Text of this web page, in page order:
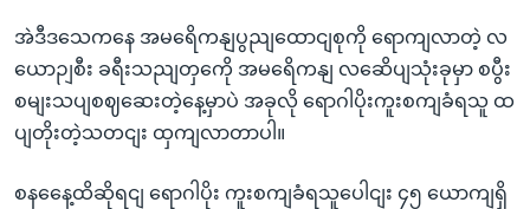
အဲဒီဒသေကနေ အမရေိကနျပွညျထောငျစုကို ရောကျလာတဲ့ လ
ယောဉျစီး ခရီးသညျတှကေို အမရေိကနျ လဆေိပျသုံးခုမှာ စပွီး
စမျးသပျစဈဆေးတဲ့နေ့မှာပဲ အခုလို ရောဂါပိုးကူးစကျခံရသူ ထ
ပျတိုးတဲ့သတငျး ထှကျလာတာပါ။
စနနေေ့ထိဆိုရငျ ရောဂါပိုး ကူးစကျခံရသူပေါငျး ၄၅ ယောကျရှိ